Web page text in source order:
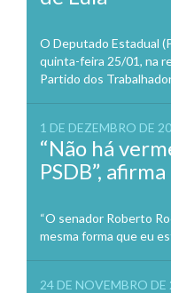
O Deputado Estadual
quinta-feira 25/01, na
Partido dos
1 DE DEZEMBRO DE
“Não há
PSDB”,
“O senador Roberto
mesma forma que eu
24 DE NOVEMBRO DE